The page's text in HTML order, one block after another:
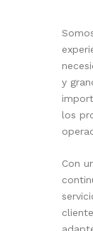
y
los
Con